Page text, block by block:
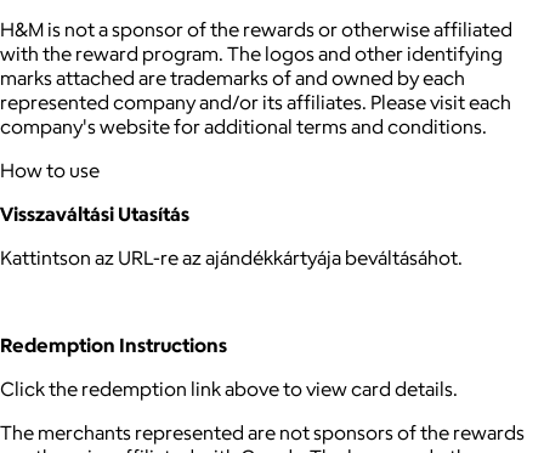
H&M is not a sponsor of the rewards or otherwise affiliated
with the reward program. The logos and other identifying
marks attached are trademarks of and owned by each
represented company and/or its affiliates. Please visit each
company's website for additional terms and conditions.
How to use
Visszaváltási Utasítás
Kattintson az URL-re az ajándékkártyája beváltásáhot.
Redemption Instructions
Click the redemption link above to view card details.
The merchants represented are not sponsors of the rewards